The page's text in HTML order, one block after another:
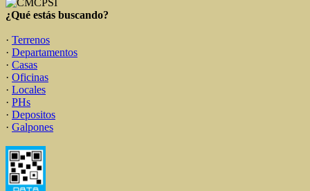
¿Qué estás buscando?
· Terrenos
· Departamentos
· Casas
· Oficinas
· Locales
· PHs
· Depositos
· Galpones